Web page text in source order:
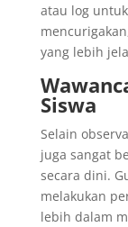
atau log
yang lebih
Siswa
Selain
juga sangat
secara dini.
melakukan
lebih dalam